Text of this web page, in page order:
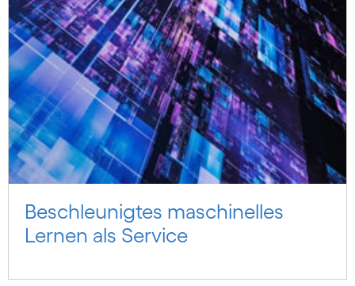
Beschleunigtes maschinelles
Lernen als Service